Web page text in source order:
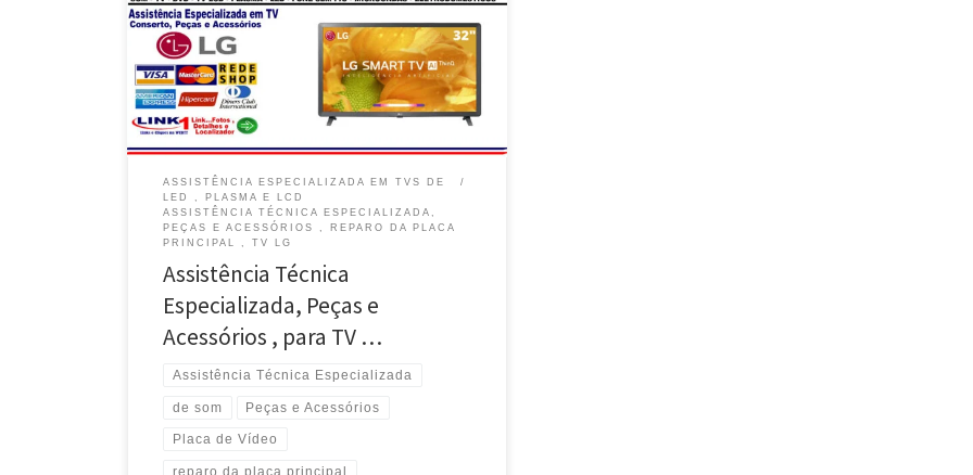
de Plasma LG – Brasília / DF TV Smart de LED LG ,
Reparo da Placa Eletrônica , Busca e Entrega – Guará
/ DF Manutenção , Peças e Acessórios para TV Smart
LG – Sudoeste / Brasília / DF TV Smart LG […]
ASSISTÊNCIA ESPECIALIZADA EM TVS DE
LED , PLASMA E LCD
ASSISTÊNCIA TÉCNICA ESPECIALIZADA,
PEÇAS E ACESSÓRIOS , REPARO DA PLACA
PRINCIPAL , TV LG
Assistência Técnica
Especializada, Peças e
Acessórios , para TV …
Assistência Técnica Especializada
de som Peças e Acessórios
Placa de Vídeo
reparo da placa principal